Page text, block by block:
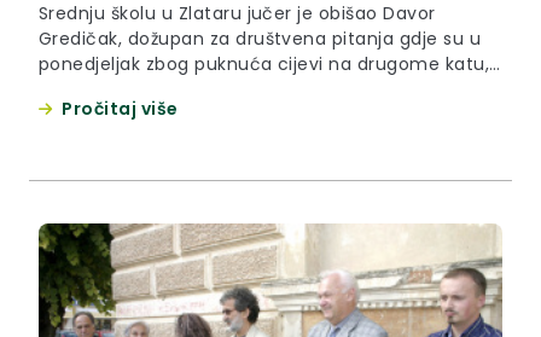
Srednju školu u Zlataru jučer je obišao Davor
Gredičak, dožupan za društvena pitanja gdje su u
ponedjeljak zbog puknuća cijevi na drugome katu,
drugoga kata. Ravnatelj škole Stjepan Škof pokazao
Pročitaj više